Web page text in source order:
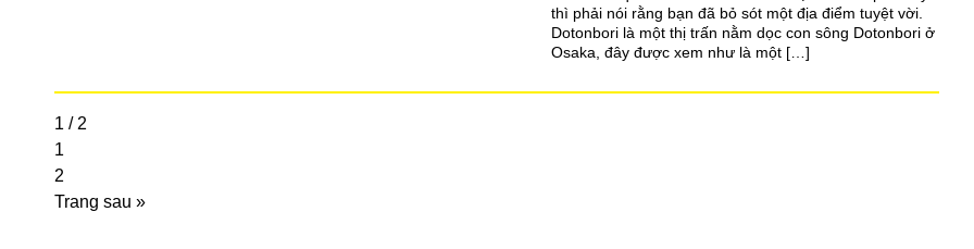
thì phải nói rằng bạn đã bỏ sót một địa điểm tuyệt vời.
Dotonbori là một thị trấn nằm dọc con sông Dotonbori ở
Osaka, đây được xem như là một […]
1 / 2
1
2
Trang sau »